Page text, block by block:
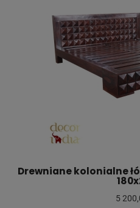
Drewniane kolonialne
5